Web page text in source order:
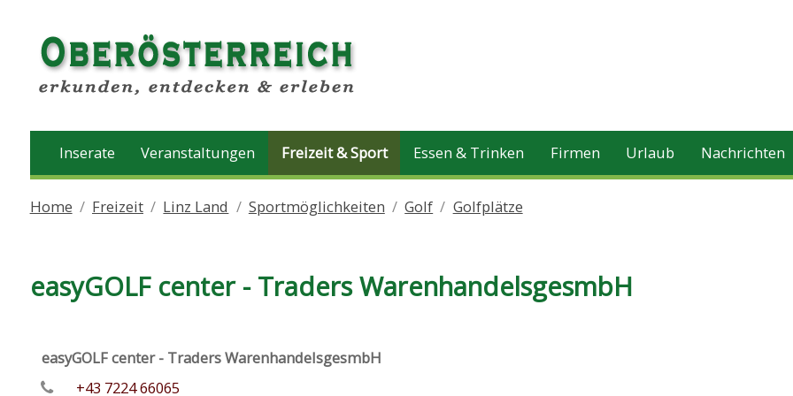
Inserate Veranstaltungen Freizeit & Sport Essen & Trinken Firmen Urlaub Nachrichten
Home Freizeit Linz Land Sportmöglichkeiten Golf Golfplätze
easyGOLF center - Traders WarenhandelsgesmbH
easyGOLF center - Traders WarenhandelsgesmbH
+43 7224 66065